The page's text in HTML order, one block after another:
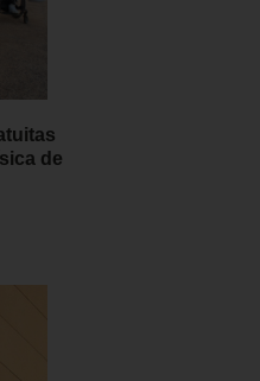
de